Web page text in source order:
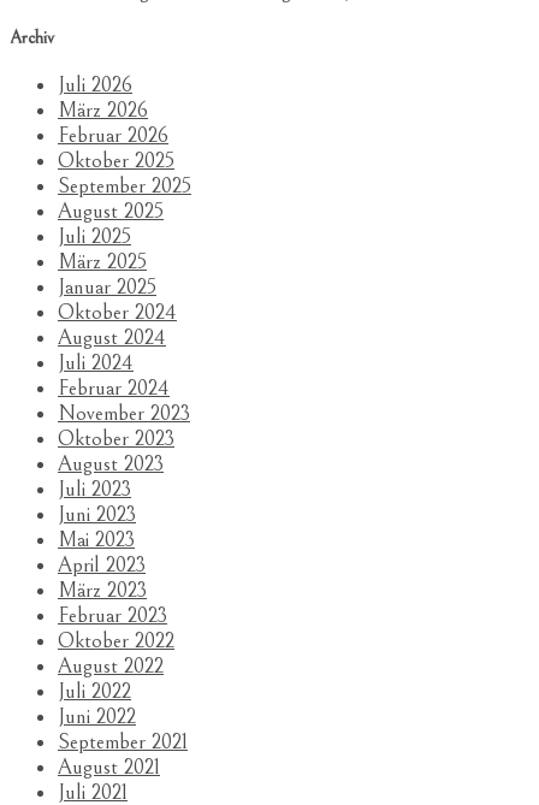
Archiv
Juli 2026
März 2026
Februar 2026
Oktober 2025
September 2025
August 2025
Juli 2025
März 2025
Januar 2025
Oktober 2024
August 2024
Juli 2024
Februar 2024
November 2023
Oktober 2023
August 2023
Juli 2023
Juni 2023
Mai 2023
April 2023
März 2023
Februar 2023
Oktober 2022
August 2022
Juli 2022
Juni 2022
September 2021
August 2021
Juli 2021